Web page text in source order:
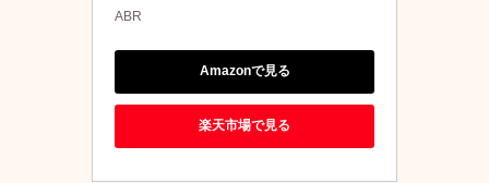
ABR
Amazonで見る
楽天市場で見る